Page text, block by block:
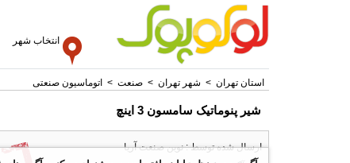
انتخاب شهر
استان تهران > شهر تهران > صنعت > اتوماسیون صنعتی
شیر پنوماتیک سامسون 3 اینچ
ارسال شده توسط : نوین صنعت آریا